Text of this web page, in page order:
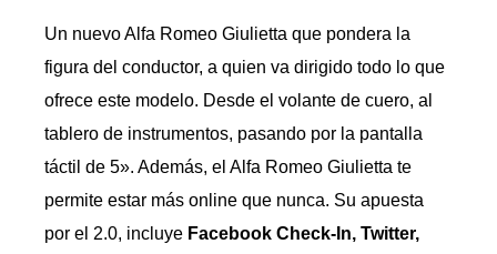
Un nuevo Alfa Romeo Giulietta que pondera la
figura del conductor, a quien va dirigido todo lo que
ofrece este modelo. Desde el volante de cuero, al
tablero de instrumentos, pasando por la pantalla
táctil de 5». Además, el Alfa Romeo Giulietta te
permite estar más online que nunca. Su apuesta
por el 2.0, incluye Facebook Check-In, Twitter,